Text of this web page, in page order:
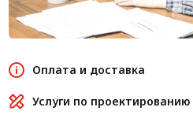
Оплата и доставка
Услуги по проектированию